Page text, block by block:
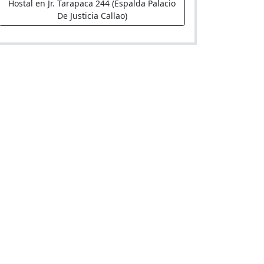
Hostal en Jr. Tarapaca 244 (Espalda Palacio
De Justicia Callao)
El Jinete